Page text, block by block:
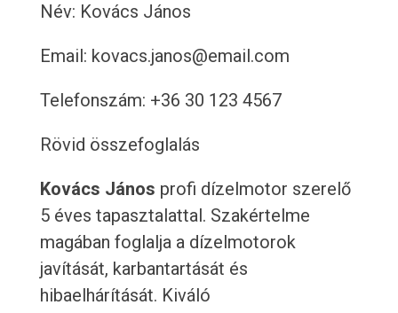
Név: Kovács János
Email: kovacs.janos@email.com
Telefonszám: +36 30 123 4567
Rövid összefoglalás
Kovács János profi dízelmotor szerelő
5 éves tapasztalattal. Szakértelme
magában foglalja a dízelmotorok
javítását, karbantartását és
hibaelhárítását. Kiváló